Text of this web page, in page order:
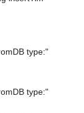
type:"
type:"